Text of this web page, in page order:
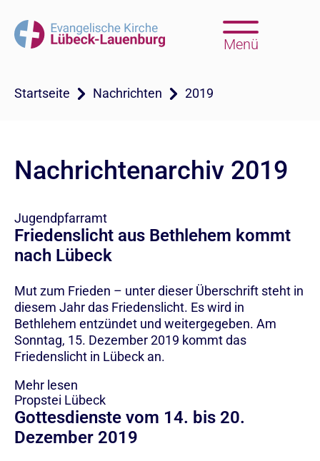
Menü
Startseite Nachrichten 2019
Nachrichtenarchiv 2019
Jugendpfarramt
Friedenslicht aus Bethlehem kommt
nach Lübeck
Mut zum Frieden – unter dieser Überschrift steht in
diesem Jahr das Friedenslicht. Es wird in
Bethlehem entzündet und weitergegeben. Am
Sonntag, 15. Dezember 2019 kommt das
Friedenslicht in Lübeck an.
Mehr lesen
Propstei Lübeck
Gottesdienste vom 14. bis 20.
Dezember 2019